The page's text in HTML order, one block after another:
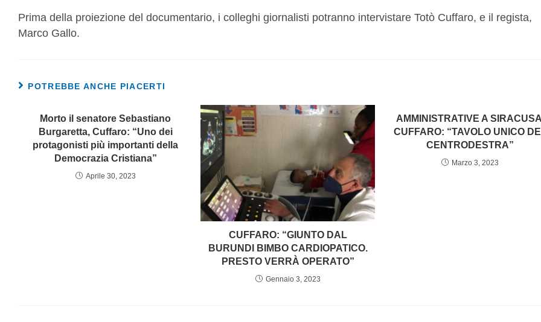
Prima della proiezione del documentario, i colleghi giornalisti potranno intervistare Totò Cuffaro, e il regista,
Marco Gallo.
POTREBBE ANCHE PIACERTI
Morto il senatore Sebastiano
Burgaretta, Cuffaro: “Uno dei
protagonisti più importanti della
Democrazia Cristiana”
Aprile 30, 2023
CUFFARO: “GIUNTO DAL
BURUNDI BIMBO CARDIOPATICO.
PRESTO VERRÀ OPERATO”
Gennaio 3, 2023
AMMINISTRATIVE A
CUFFARO: “TAVOLO UNICO
CENTRODESTRA”
Marzo 3, 2023